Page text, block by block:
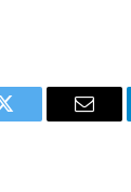
Twitter Email